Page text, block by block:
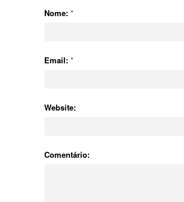
Nome: *
Email: *
Website:
Comentário: